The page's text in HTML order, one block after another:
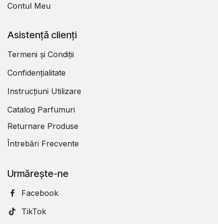
Contul Meu
Asistență clienți
Termeni și Condiții
Confidențialitate
Instrucțiuni Utilizare
Catalog Parfumuri
Returnare Produse
Întrebări Frecvente
Urmărește-ne
Facebook
TikTok